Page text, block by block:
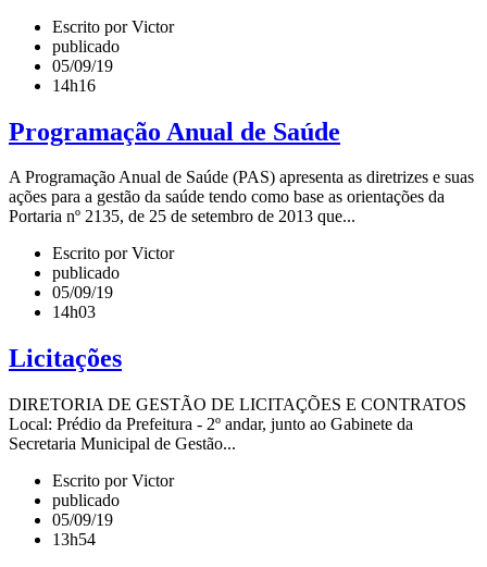
Escrito por Victor
publicado
05/09/19
14h16
Programação Anual de Saúde
A Programação Anual de Saúde (PAS) apresenta as diretrizes e suas
ações para a gestão da saúde tendo como base as orientações da
Portaria nº 2135, de 25 de setembro de 2013 que...
Escrito por Victor
publicado
05/09/19
14h03
Licitações
DIRETORIA DE GESTÃO DE LICITAÇÕES E CONTRATOS
Local: Prédio da Prefeitura - 2º andar, junto ao Gabinete da
Secretaria Municipal de Gestão...
Escrito por Victor
publicado
05/09/19
13h54